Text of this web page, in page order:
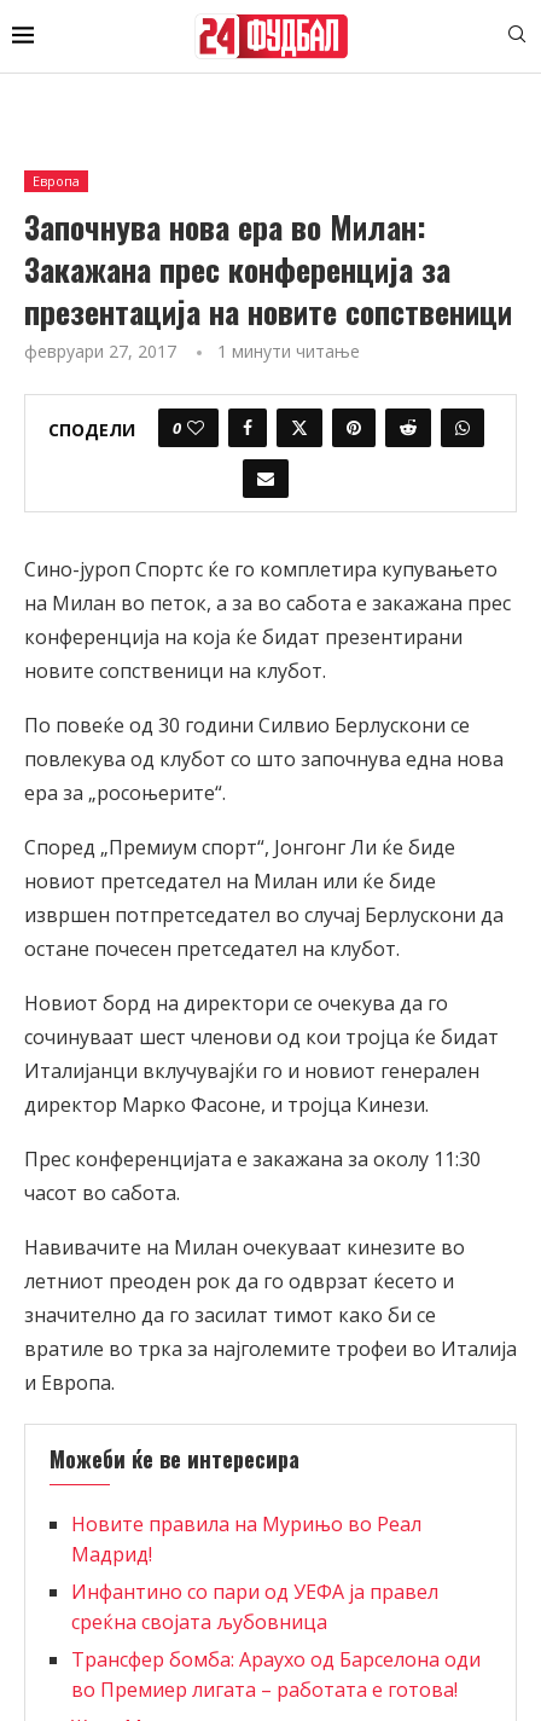
Европа
Започнува нова ера во Милан:
Закажана прес конференција за
презентација на новите сопственици
февруари 27, 2017 1 минути читање
СПОДЕЛИ 0
Сино-јуроп Спортс ќе го комплетира купувањето
на Милан во петок, а за во сабота е закажана прес
конференција на која ќе бидат презентирани
новите сопственици на клубот.
По повеќе од 30 години Силвио Берлускони се
повлекува од клубот со што започнува една нова
ера за „росоњерите“.
Според „Премиум спорт“, Јонгонг Ли ќе биде
новиот претседател на Милан или ќе биде
извршен потпретседател во случај Берлускони да
остане почесен претседател на клубот.
Новиот борд на директори се очекува да го
сочинуваат шест членови од кои тројца ќе бидат
Италијанци вклучувајќи го и новиот генерален
директор Марко Фасоне, и тројца Кинези.
Прес конференцијата е закажана за околу 11:30
часот во сабота.
Навивачите на Милан очекуваат кинезитe во
летниот преоден рок да го одврзат ќесето и
значително да го засилат тимот како би се
вратиле во трка за најголемите трофеи во Италија
и Европа.
Можеби ќе ве интересира
Новите правила на Мурињо во Реал
Мадрид!
Инфантино со пари од УЕФА ја правел
среќна својата љубовница
Трансфер бомба: Араухо од Барселона оди
во Премиер лигата – работата е готова!